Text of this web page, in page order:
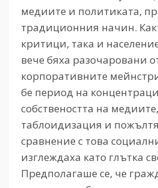
медиите и политиката,
традиционния начин.
критици, така и
вече бяха разочаровани
корпоративните
бе период на
собствеността на
таблоидизация и
сравнение с това
изглеждаха като глътка
Предполагаше се, че